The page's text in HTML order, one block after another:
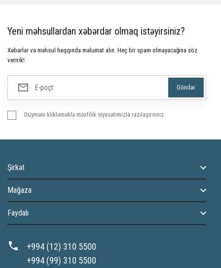
Yeni məhsullardan xəbərdar olmaq istəyirsiniz?
Xəbərlər və məhsul haqqında məlumat alın. Heç bir spam olmayacağına söz
veririk!
Düyməni klikləməklə məxfilik siyasətimizlə razılaşırsınız
Şirkət
Mağaza
Faydalı
+994 (12) 310 5500
+994 (99) 310 5500